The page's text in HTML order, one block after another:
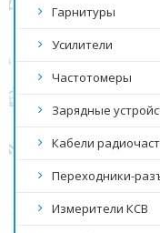
Гарнитуры
Усилители
Частотомеры
Зарядные
Кабели
Переходники-
Измерители КСВ